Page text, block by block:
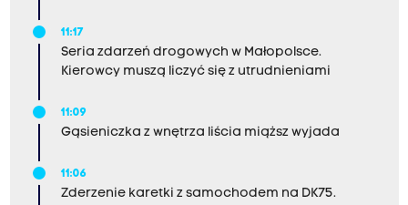
11:17
Seria zdarzeń drogowych w Małopolsce.
Kierowcy muszą liczyć się z utrudnieniami
11:09
Gąsieniczka z wnętrza liścia miąższ wyjada
11:06
Zderzenie karetki z samochodem na DK75.